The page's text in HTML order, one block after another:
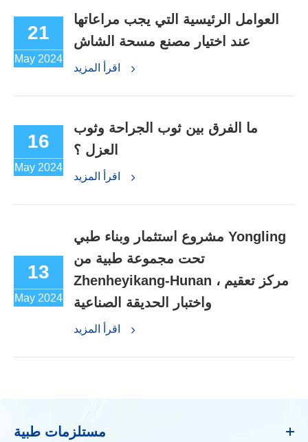
21
May 2024
العوامل الرئيسية التي يجب مراعاتها
عند اختيار مصنع مسحة الشاش
16
May 2024
ما الفرق بين ثوب الجراحة وثوب
العزل ؟
13
May 2024
مشروع استثمار وبناء طبي Yongling
تحت مجموعة طبية من
Zhenheyikang-Hunan ، مركز تعقيم
واختبار الحديقة الصناعية
مستلزمات طبية